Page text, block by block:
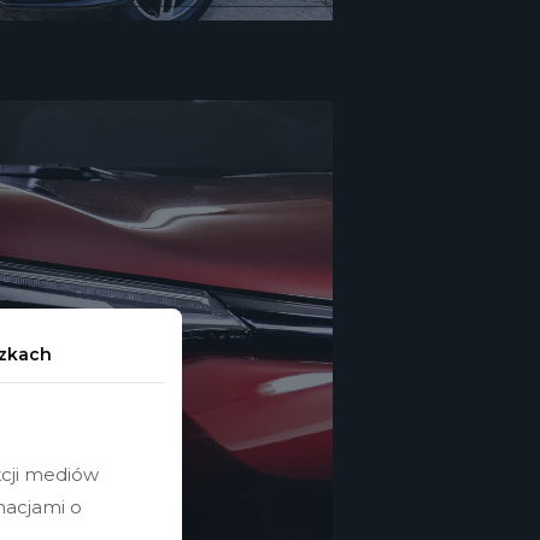
mediów
o